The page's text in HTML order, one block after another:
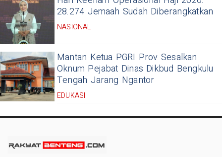
28.274 Jemaah Sudah Diberangkatkan
NASIONAL
Mantan Ketua PGRI Prov Sesalkan
Oknum Pejabat Dinas Dikbud Bengkulu
Tengah Jarang Ngantor
EDUKASI